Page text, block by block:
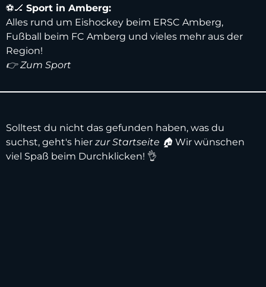
⚽️🏒 Sport in Amberg:
Alles rund um Eishockey beim ERSC Amberg,
Fußball beim FC Amberg und vieles mehr aus der
Region!
👉 Zum Sport
Solltest du nicht das gefunden haben, was du
suchst, geht's hier zur Startseite 🏠 Wir wünschen
viel Spaß beim Durchklicken! 👌